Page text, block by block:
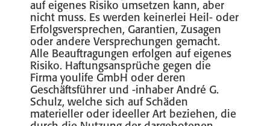
auf eigenes Risiko umsetzen kann, aber
nicht muss. Es werden keinerlei Heil- oder
Erfolgsversprechen, Garantien, Zusagen
oder andere Versprechungen gemacht.
Alle Beauftragungen erfolgen auf eigenes
Risiko. Haftungsansprüche gegen die
Firma youlife GmbH oder deren
Geschäftsführer und -inhaber André G.
Schulz, welche sich auf Schäden
materieller oder ideeller Art beziehen, die